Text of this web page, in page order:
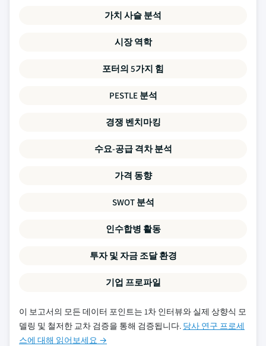
가치 사슬 분석
시장 역학
포터의 5가지 힘
PESTLE 분석
경쟁 벤치마킹
수요-공급 격차 분석
가격 동향
SWOT 분석
인수합병 활동
투자 및 자금 조달 환경
기업 프로파일
이 보고서의 모든 데이터 포인트는 1차 인터뷰와 실제 상향식 모
델링 및 철저한 교차 검증을 통해 검증됩니다. 당사 연구 프로세
스에 대해 읽어보세요 →